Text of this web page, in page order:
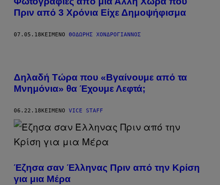
Πριν από 3 Χρόνια Είχε Δημοψήφισμα
07.05.18 ΚΕΊΜΕΝΟ ΘΟΔΩΡΉΣ ΧΟΝΔΡΌΓΙΑΝΝΟΣ
Δηλαδή Τώρα που «Βγαίνουμε από τα
Μνημόνια» θα Έχουμε Λεφτά;
06.22.18ΚΕΊΜΕΝΟ VICE STAFF
Έζησα σαν Έλληνας Πριν από την Κρίση
για μια Mέρα